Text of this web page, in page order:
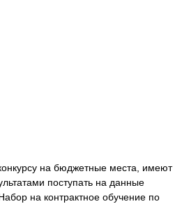
на бюджетные места, имеют
поступать на данные
на контрактное обучение по